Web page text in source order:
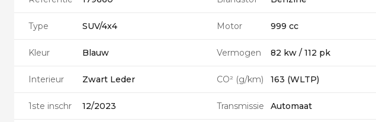
Type SUV/4x4
Kleur Blauw
Interieur Zwart Leder
1ste inschr 12/2023
Motor 999 cc
Vermogen 82 kw / 112 pk
CO² (g/km) 163 (WLTP)
Transmissie Automaat